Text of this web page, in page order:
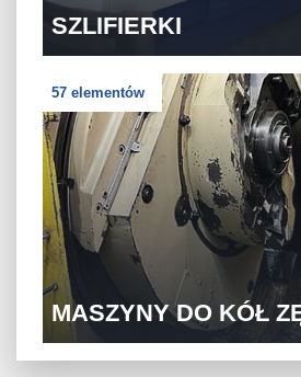
SZLIFIERKI
57 elementów
MASZYNY DO KÓŁ